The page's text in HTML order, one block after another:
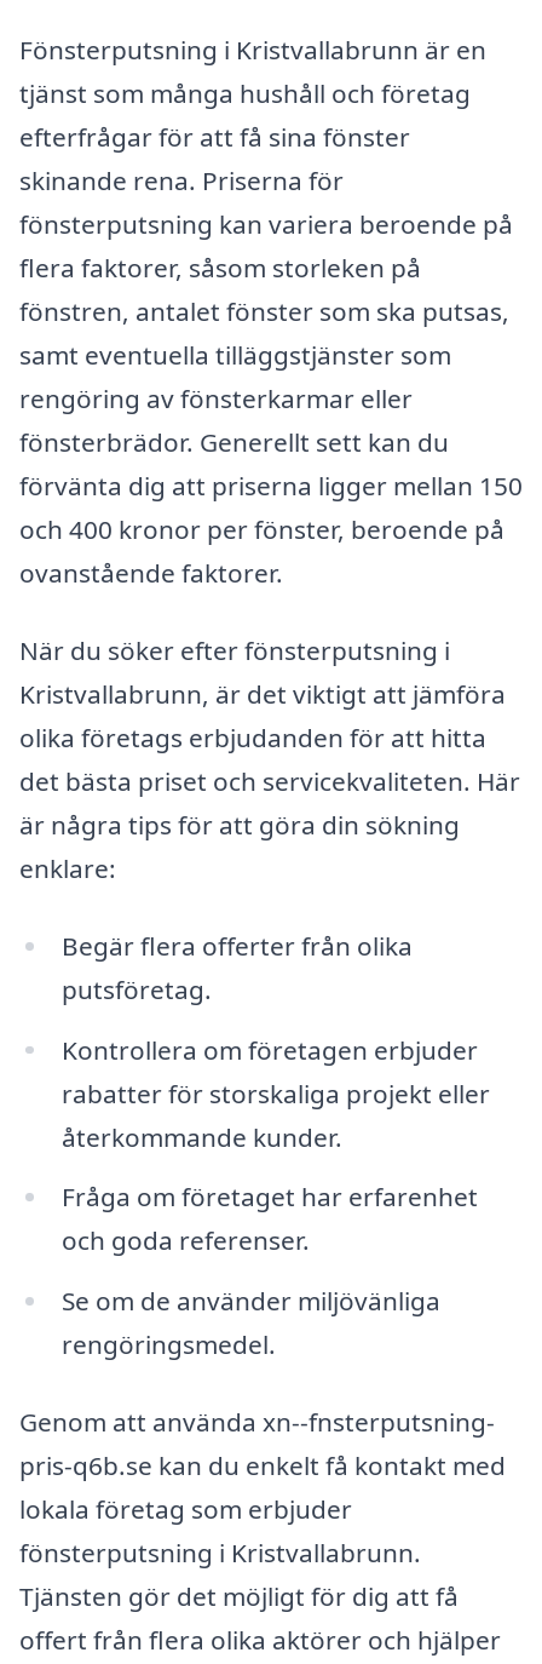
Fönsterputsning i Kristvallabrunn är en
tjänst som många hushåll och företag
efterfrågar för att få sina fönster
skinande rena. Priserna för
fönsterputsning kan variera beroende på
flera faktorer, såsom storleken på
fönstren, antalet fönster som ska putsas,
samt eventuella tilläggstjänster som
rengöring av fönsterkarmar eller
fönsterbrädor. Generellt sett kan du
förvänta dig att priserna ligger mellan 150
och 400 kronor per fönster, beroende på
ovanstående faktorer.
När du söker efter fönsterputsning i
Kristvallabrunn, är det viktigt att jämföra
olika företags erbjudanden för att hitta
det bästa priset och servicekvaliteten. Här
är några tips för att göra din sökning
enklare:
Begär flera offerter från olika
putsföretag.
Kontrollera om företagen erbjuder
rabatter för storskaliga projekt eller
återkommande kunder.
Fråga om företaget har erfarenhet
och goda referenser.
Se om de använder miljövänliga
rengöringsmedel.
Genom att använda xn--fnsterputsning-
pris-q6b.se kan du enkelt få kontakt med
lokala företag som erbjuder
fönsterputsning i Kristvallabrunn.
Tjänsten gör det möjligt för dig att få
offert från flera olika aktörer och hjälper